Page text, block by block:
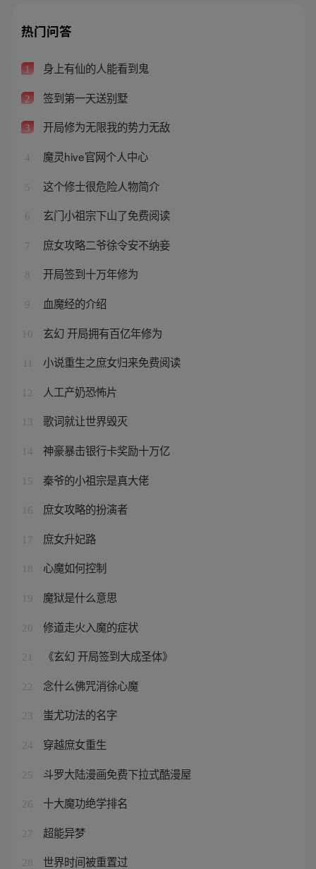
热门问答
1 身上有仙的人能看到鬼
2 签到第一天送别墅
3 开局修为无限我的势力无敌
4 魔灵hive官网个人中心
5 这个修士很危险人物简介
6 玄门小祖宗下山了免费阅读
7 庶女攻略二爷徐令安不纳妾
8 开局签到十万年修为
9 血魔经的介绍
10 玄幻 开局拥有百亿年修为
小说重生之庶女归来免费阅读
12 人工产奶恐怖片
13 歌词就让世界毁灭
14 神豪暴击银行卡奖励十万亿
15 秦爷的小祖宗是真大佬
16 庶女攻略的扮演者
17 庶女升妃路
18 心魔如何控制
19 魔狱是什么意思
20 修道走火入魔的症状
21 《玄幻 开局签到大成圣体》
22 念什么佛咒消徐心魔
23 蚩尤功法的名字
24 穿越庶女重生
25 斗罗大陆漫画免费下拉式酷漫屋
26 十大魔功绝学排名
27 超能异梦
28 世界时间被重置过